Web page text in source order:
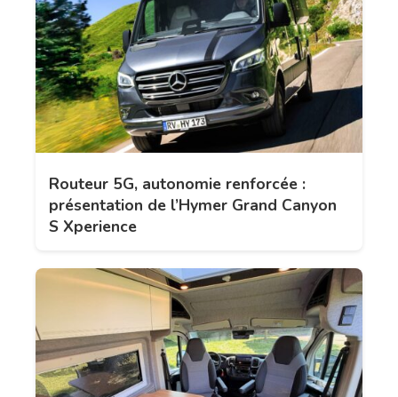
Routeur 5G, autonomie renforcée :
présentation de l’Hymer Grand Canyon
S Xperience